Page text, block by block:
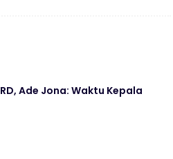
Ade Jona: Waktu Kepala